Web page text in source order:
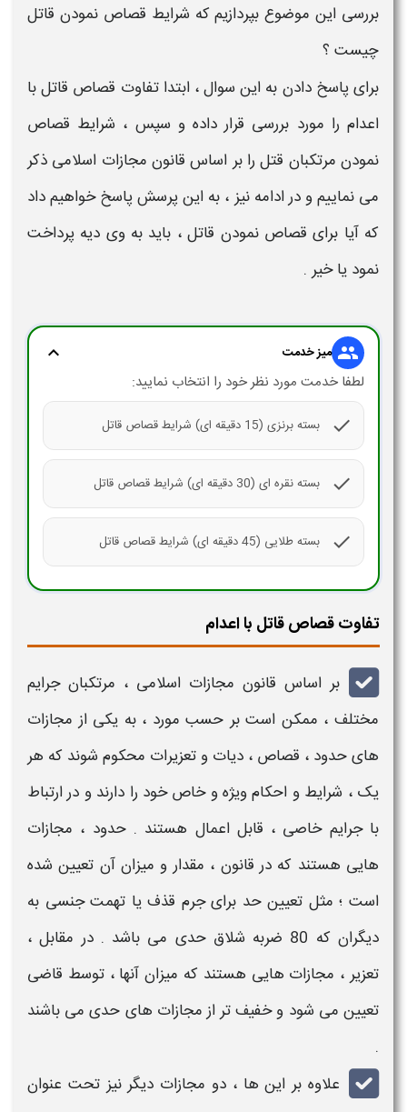
بررسی این موضوع بپردازیم که شرایط قصاص نمودن قاتل
چیست ؟
برای پاسخ دادن به این سوال ، ابتداتفاوت قصاص قاتل با
اعدامرا مورد بررسی قرار داده و سپس ، شرایط قصاص
نمودن مرتکبان قتل را بر اساس قانون مجازات اسلامی ذکر
می نماییم و در ادامه نیز ، به این پرسش پاسخ خواهیم داد
کهآیا برای قصاص نمودن قاتل ، باید به وی دیه پرداخت
نمود یا خیر .
group میز خدمت expand_more
لطفا خدمت مورد نظر خود را انتخاب نمایید:
check بسته برنزی (15 دقیقه ای) شرایط قصاص قاتل
check بسته نقره ای (30 دقیقه ای) شرایط قصاص قاتل
check بسته طلایی (45 دقیقه ای) شرایط قصاص قاتل
تفاوت قصاص قاتل با اعدام
بر اساس قانون مجازات اسلامی ، مرتکبان جرایم
مختلف ، ممکن است بر حسب مورد ، به یکی از مجازات
های حدود ، قصاص ، دیات و تعزیرات محکوم شوند که هر
یک ، شرایطو احکام ویژه و خاص خود را دارند و در ارتباط
با جرایم خاصی ، قابل اعمال هستند . حدود ، مجازات
هایی هستند که در قانون ، مقدار و میزان آن تعیین شده
است ؛ مثل تعیین حد برای جرم قذف یا تهمت جنسی به
دیگران که 80 ضربه شلاق حدی می باشد . در مقابل ،
تعزیر ، مجازات هایی هستند که میزان آنها ، توسط قاضی
تعیین می شود و خفیف تر از مجازات های حدی می باشند
.
علاوه بر این ها ، دو مجازات دیگر نیز تحت عنوان